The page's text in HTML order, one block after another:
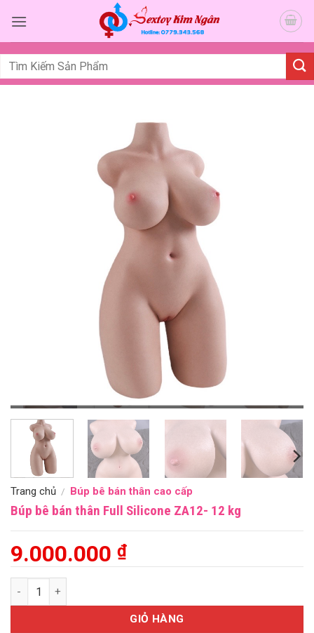
qua
nội
dung
Tìm
kiếm:
Trang chủ / Búp bê bán thân cao cấp
Búp bê bán thân Full Silicone ZA12- 12 kg
9.000.000 ₫
Búp bê bán thân Full Silicone ZA12- 12 kg số lượng
GIỎ HÀNG